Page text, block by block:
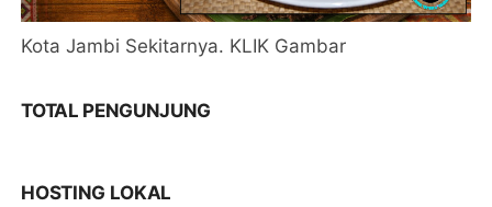
Kota Jambi Sekitarnya. KLIK Gambar
TOTAL PENGUNJUNG
HOSTING LOKAL